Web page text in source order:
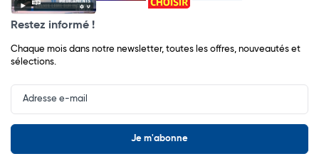
Restez informé !
Chaque mois dans notre newsletter, toutes les offres, nouveautés et
sélections.
Input
Newsletter